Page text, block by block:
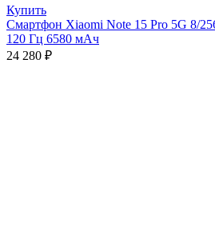
Купить
Смартфон Xiaomi Note 15 Pro 5G 8/
120 Гц 6580 мАч
24 280 ₽